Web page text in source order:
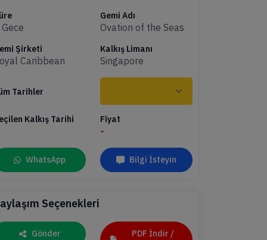
Gemi Adı
Ovation of the Seas
Şirketi
Caribbean
Kalkış Limanı
Singapore
Tarihler
Kalkış Tarihi Fiyat
-
WhatsApp Bilgi İsteyin
Seçenekleri
Gönder
PDF İndir /